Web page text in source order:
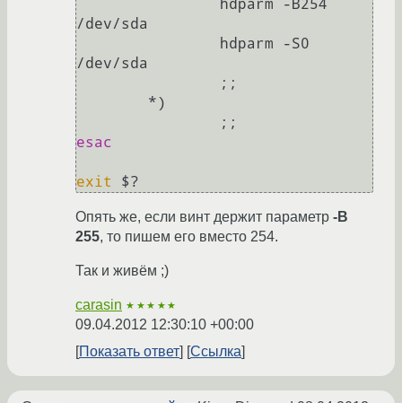
/dev/sda
/dev/sda
esac
exit
Опять же, если винт держит параметр -B
255, то пишем его вместо 254.
Так и живём ;)
carasin ★★★★★
09.04.2012 12:30:10 +00:00
Показать ответ
Ссылка